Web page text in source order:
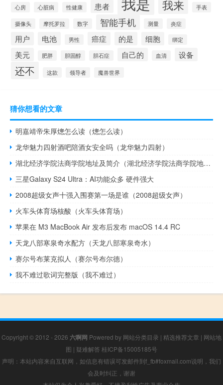
心房 心脏病 性健康 患者 我来 手表
摄像头 摩托罗拉 数字 智能手机 测量 炎症
用户 电池 男性 癌症 的是 细胞 绑定
美元 肥胖 胆固醇 胆石症 自己的 血清 设备
还不 这款 领导者 魔兽世界
猜你想看的文章
明嘉靖帝朱厚熜怎么读（熜怎么读）
龙华魅力四射酒吧陪酒女安全吗（龙华魅力四射）
湖北经济学院法商学院地址及简介（湖北经济学院法商学院地址）
三星Galaxy S24 Ultra：AI功能众多 硬件强大
2008超级女声十强入围赛第一场是谁（2008超级女声）
火车头体育场核酸（火车头体育场）
苹果在 M3 MacBook Air 发布后发布 macOS 14.4 RC
天龙八部寒泉奇水配方（天龙八部寒泉奇水）
赛尔号布莱克拟人（赛尔号布尔德）
我不难过歌词完整版（我不难过）
Copyright © 2012 - 2026 六啊网 Powered by 网站分类目录 | 精选推荐文章 | 网站地
图 | 疑难解答 桂ICP备15005185号
声明：本站内容来自互联网，如信息有错误可发邮件到f_fb#foxmail.com说明，我们
会及时纠正，谢谢